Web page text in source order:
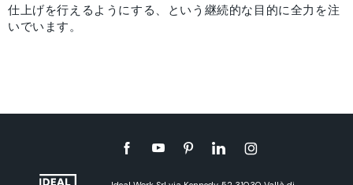
仕上げを行えるようにする、という継続的な目的に全力を注
いでいます。